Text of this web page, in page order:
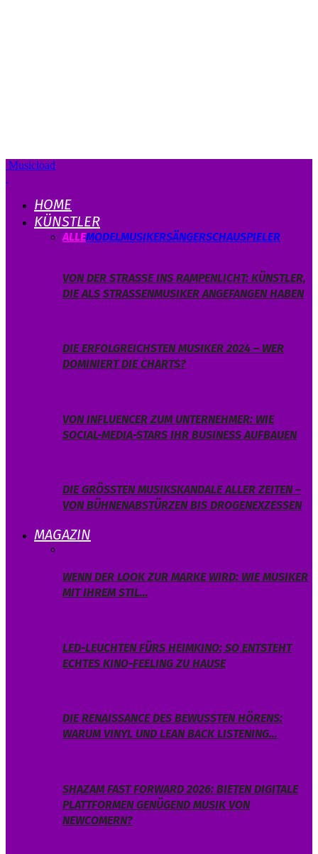
Musicload
HOME
KÜNSTLER
ALLEMODELMUSIKERSÄNGERSCHAUSPIELER
VON DER STRASSE INS RAMPENLICHT: KÜNSTLER, D
IE ALS STRASSENMUSIKER ANGEFANGEN HABEN
DIE ERFOLGREICHSTEN MUSIKER 2024 – WER
DOMINIERT DIE CHARTS?
VON INFLUENCER ZUM UNTERNEHMER: WIE
SOCIAL-MEDIA-STARS IHR BUSINESS AUFBAUEN
DIE GRÖSSTEN MUSIKSKANDALE ALLER ZEITEN – V
ON BÜHNENABSTÜRZEN BIS DROGENEXZESSEN
MAGAZIN
WENN DER LOOK ZUR MARKE WIRD: WIE MUSIKER
MIT IHREM STIL…
LED-LEUCHTEN FÜRS HEIMKINO: SO ENTSTEHT
ECHTES KINO-FEELING ZU HAUSE
DIE RENAISSANCE DES BEWUSSTEN HÖRENS:
WARUM VINYL UND LEAN BACK LISTENING…
SHAZAM FAST FORWARD 2026: BIETEN DIGITALE
PLATTFORMEN GENÜGEND MUSIK VON
NEWCOMERN?